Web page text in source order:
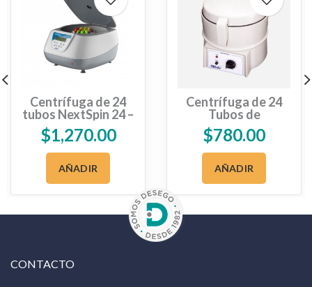
Centrífuga de 24
tubos NextSpin 24 –
PREMIUM
$1,270.00
AÑADIR
Centrífuga de 24
Tubos de
Hematocrito –
Microcentrífuga
CHK-24
$780.00
AÑADIR
CONTACTO